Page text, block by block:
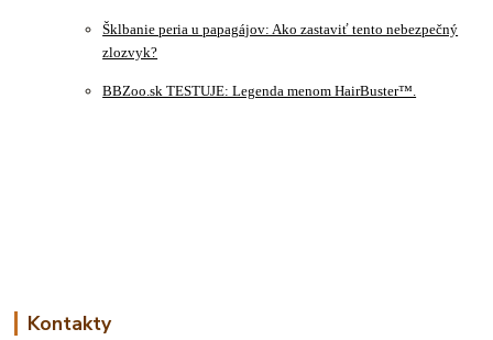
Šklbanie peria u papagájov: Ako zastaviť tento nebezpečný
zlozvyk?
BBZoo.sk TESTUJE: Legenda menom HairBuster™.
Kontakty